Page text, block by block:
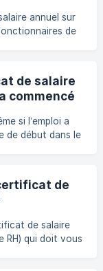
annuel sur
de
de salaire
commencé
si l’emploi a
de début dans le
de
de salaire
RH) qui doit vous